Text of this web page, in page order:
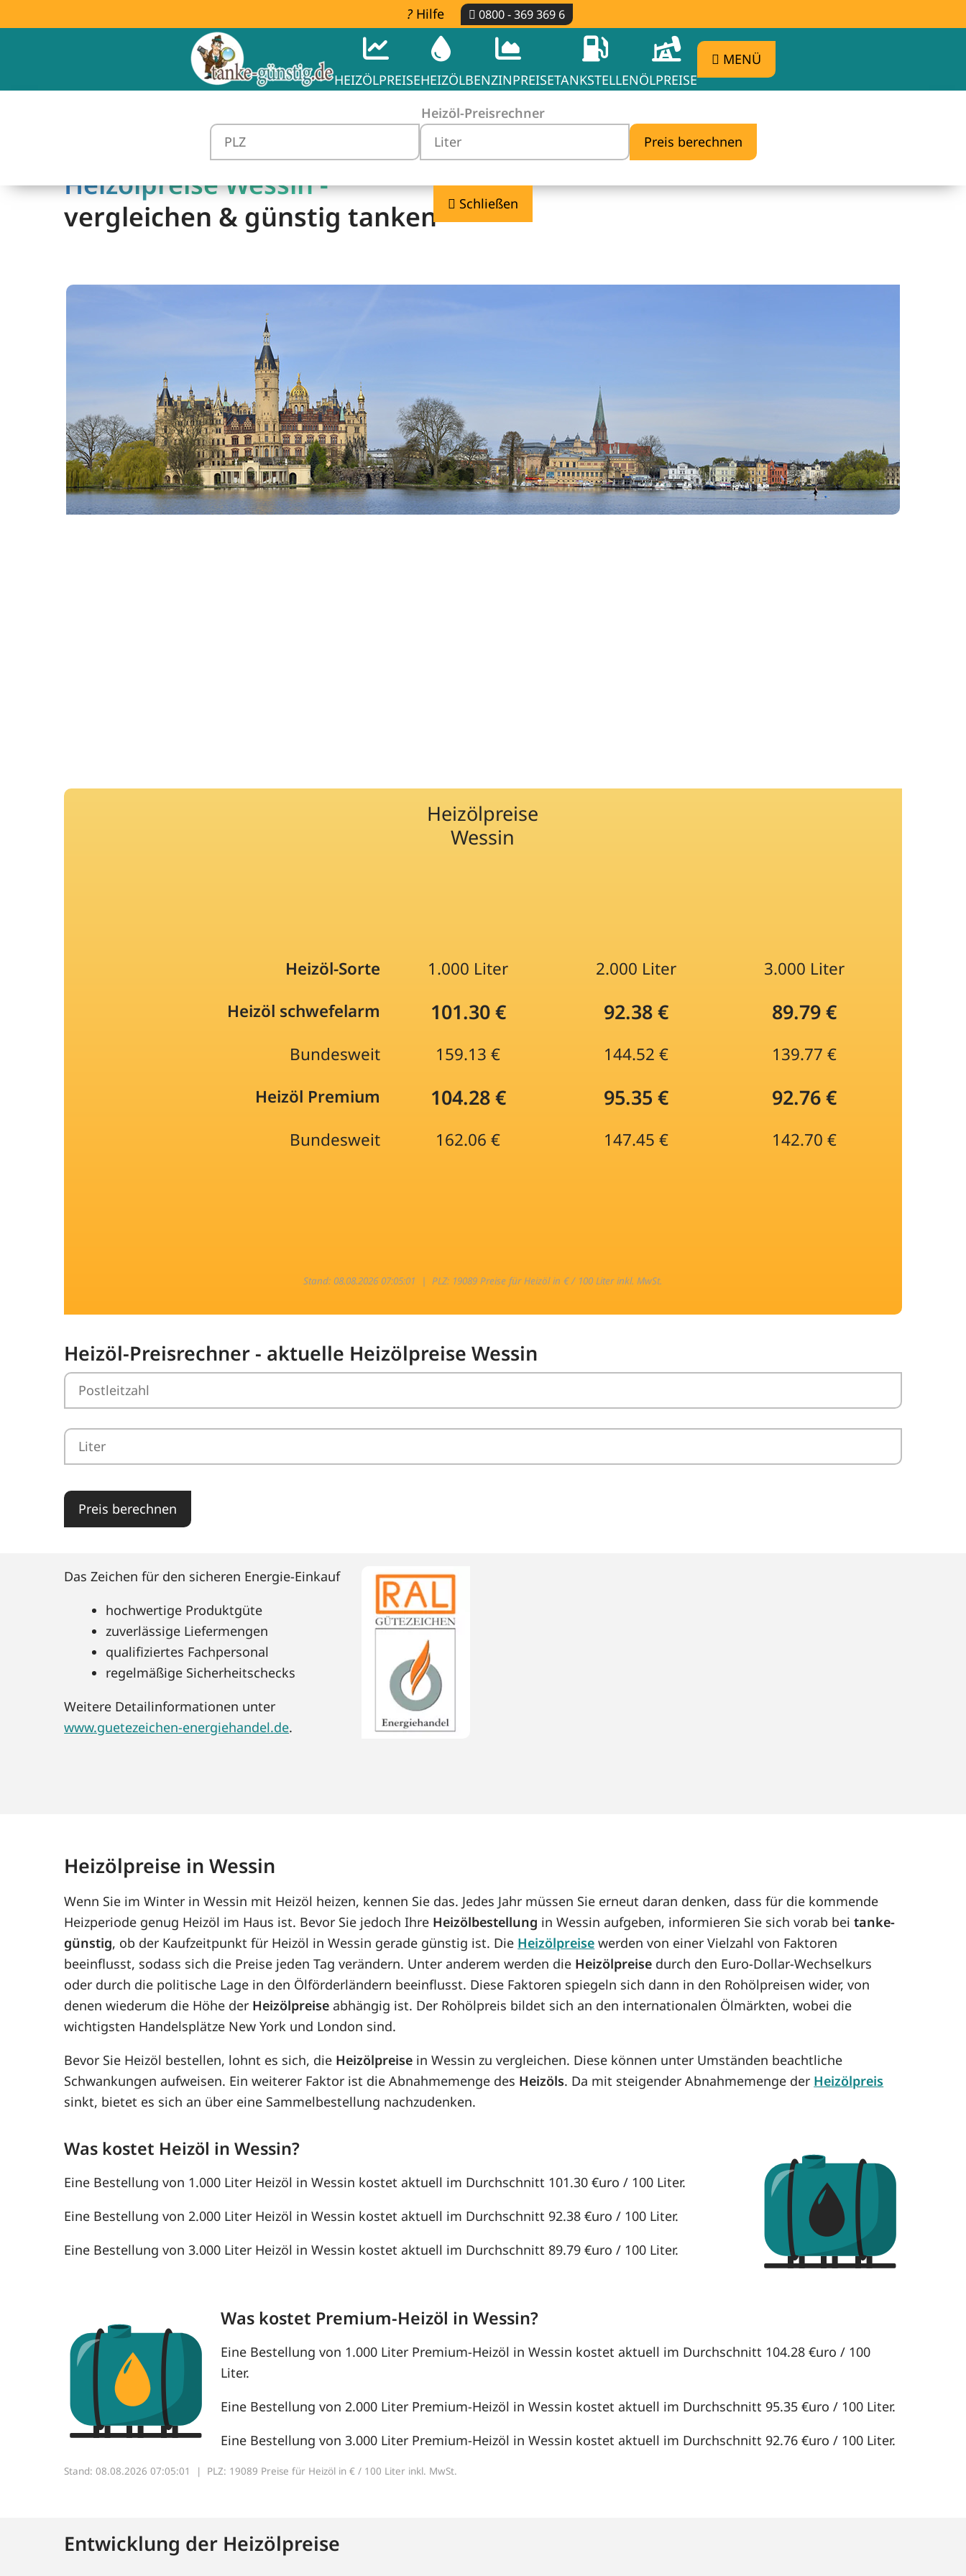
Hilfe 0800 - 369 369 6
HEIZÖLPREISEHEIZÖLBENZINPREISETANKSTELLENÖLPREISE
MENÜ
Heizöl-Preisrechner
Schließen
Heizölpreise Wessin -
vergleichen & günstig tanken
Heizölpreise
Wessin
Heizöl-Sorte 1.000 Liter 2.000 Liter
3.000 Liter
Heizöl schwefelarm
101.30 € 92.38 € 89.79 €
Bundesweit 159.13 € 144.52 €
139.77 €
Heizöl Premium
104.28 € 95.35 € 92.76 €
Bundesweit 162.06 € 147.45 € 142.70 €
Stand: 08.08.2026 07:05:01 |PLZ: 19089 Preise für Heizöl in € / 100 Liter inkl. MwSt.
Heizöl-Preisrechner - aktuelle Heizölpreise Wessin
Preis berechnen
Das Zeichen für den sicheren Energie-Einkauf
hochwertige Produktgüte
zuverlässige Liefermengen
qualifiziertes Fachpersonal
regelmäßige Sicherheitschecks
Weitere Detailinformationen unter
www.guetezeichen-energiehandel.de.
Heizölpreise in Wessin
Wenn Sie im Winter in Wessin mit Heizöl heizen, kennen Sie das. Jedes Jahr müssen Sie erneut daran denken, dass für die kommende
Heizperiode genug Heizöl im Haus ist. Bevor Sie jedoch Ihre Heizölbestellung in Wessin aufgeben, informieren Sie sich vorab beitanke-
günstig, ob der Kaufzeitpunkt für Heizöl in Wessin gerade günstig ist. Die Heizölpreise werden von einer Vielzahl von Faktoren
beeinflusst, sodass sich die Preise jeden Tag verändern. Unter anderem werden die Heizölpreise durch den Euro-Dollar-Wechselkurs
oder durch die politische Lage in den Ölförderländern beeinflusst. Diese Faktoren spiegeln sich dann in den Rohölpreisen wider, von
denen wiederum die Höhe der Heizölpreise abhängig ist. Der Rohölpreis bildet sich an den internationalen Ölmärkten, wobei die
wichtigsten Handelsplätze New York und London sind.
Bevor Sie Heizöl bestellen, lohnt es sich, die Heizölpreise in Wessin zu vergleichen. Diese können unter Umständen beachtliche
Schwankungen aufweisen. Ein weiterer Faktor ist die Abnahmemenge des Heizöls. Da mit steigender Abnahmemenge der Heizölpreis
sinkt, bietet es sich an über eine Sammelbestellung nachzudenken.
Was kostet Heizöl in Wessin?
Eine Bestellung von 1.000 Liter Heizöl in Wessin kostet aktuell im Durchschnitt 101.30 €uro / 100 Liter.
Eine Bestellung von 2.000 Liter Heizöl in Wessin kostet aktuell im Durchschnitt 92.38 €uro / 100 Liter.
Eine Bestellung von 3.000 Liter Heizöl in Wessin kostet aktuell im Durchschnitt 89.79 €uro / 100 Liter.
Was kostet Premium-Heizöl in Wessin?
Eine Bestellung von 1.000 Liter Premium-Heizöl in Wessin kostet aktuell im Durchschnitt 104.28 €uro / 100
Liter.
Eine Bestellung von 2.000 Liter Premium-Heizöl in Wessin kostet aktuell im Durchschnitt 95.35 €uro / 100 Liter.
Eine Bestellung von 3.000 Liter Premium-Heizöl in Wessin kostet aktuell im Durchschnitt 92.76 €uro / 100 Liter.
Stand: 08.08.2026 07:05:01 | PLZ: 19089 Preise für Heizöl in € / 100 Liter inkl. MwSt.
Entwicklung der Heizölpreise